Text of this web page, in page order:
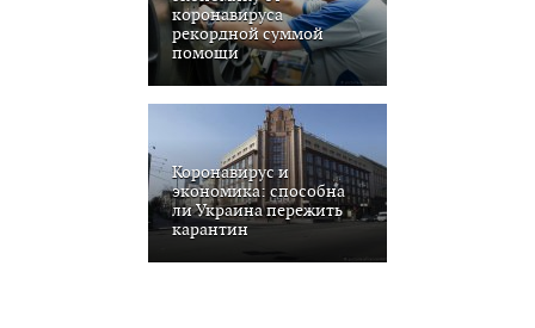
коронавируса
рекордной суммой
помощи
Коронавирус и
экономика: способна
ли Украина пережить
карантин